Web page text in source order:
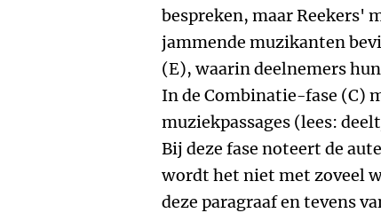
bespreken, maar Reekers'
jammende muzikanten
(E), waarin deelnemers
In de Combinatie-fase (C)
muziekpassages (lees:
Bij deze fase noteert de
wordt het niet met zoveel
deze paragraaf en tevens